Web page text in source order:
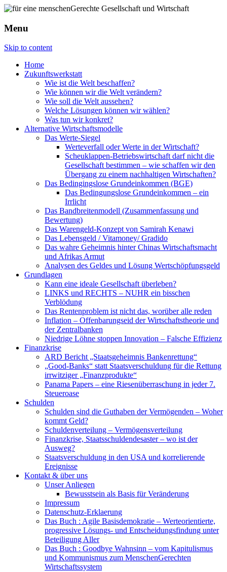
Menu
Skip to content
Home
Zukunftswerkstatt
Wie ist die Welt beschaffen?
Wie können wir die Welt verändern?
Wie soll die Welt aussehen?
Welche Lösungen können wir wählen?
Was tun wir konkret?
Alternative Wirtschaftsmodelle
Das Werte-Siegel
Werteverfall oder Werte in der Wirtschaft?
Scheuklappen-Betriebswirtschaft darf nicht die
Gesellschaft bestimmen – wie schaffen wir den
Übergang zu einem nachhaltigen Wirtschaften?
Das Bedingingslose Grundeinkommen (BGE)
Das Bedingungslose Grundeinkommen – ein
Irrlicht
Das Bandbreitenmodell (Zusammenfassung und
Bewertung)
Das Warengeld-Konzept von Samirah Kenawi
Das Lebensgeld / Vitamoney/ Gradido
Das wahre Geheimnis hinter Chinas Wirtschaftsmacht
und Afrikas Armut
Analysen des Geldes und Lösung Wertschöpfungsgeld
Grundlagen
Kann eine ideale Gesellschaft überleben?
LINKS und RECHTS – NUHR ein bisschen
Verblödung
Das Rentenproblem ist nicht das, worüber alle reden
Inflation – Offenbarungseid der Wirtschaftstheorie und
der Zentralbanken
Niedrige Löhne stoppen Innovation – Falsche Effizienz
Finanzkrise
ARD Bericht „Staatsgeheimnis Bankenrettung“
„Good-Banks“ statt Staatsverschuldung für die Rettung
irrwitziger „Finanzprodukte“
Panama Papers – eine Riesenüberraschung in jeder 7.
Steueroase
Schulden
Schulden sind die Guthaben der Vermögenden – Woher
kommt Geld?
Schuldenverteilung – Vermögensverteilung
Finanzkrise, Staatsschuldendesaster – wo ist der
Ausweg?
Staatsverschuldung in den USA und korrelierende
Ereignisse
Kontakt & über uns
Unser Anliegen
Bewusstsein als Basis für Veränderung
Impressum
Datenschutz-Erklaerung
Das Buch : Agile Basisdemokratie – Werteorientierte,
progressive Lösungs- und Entscheidungsfindung unter
Beteiligung Aller
Das Buch : Goodbye Wahnsinn – vom Kapitulismus
und Kommunismus zum MenschenGerechten
Wirtschaftssystem